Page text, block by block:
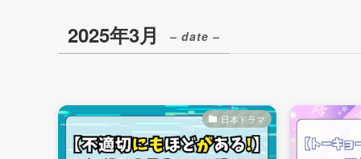
2025年3月 – date –
日本ドラマ